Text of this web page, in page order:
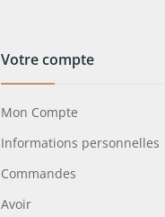
Votre compte
Mon Compte
Informations personnelles
Commandes
Avoir